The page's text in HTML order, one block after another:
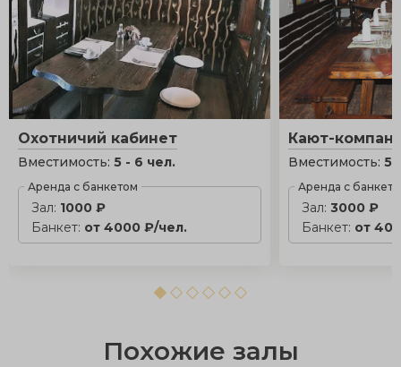
Охотничий кабинет
Вместимость: 5 - 6 чел.
Аренда с банкетом
Зал: 1000 ₽
Банкет: от 4000 ₽/чел.
Кают-
Вместимость:5
Аренда с
Зал:3000 ₽
Банкет: от
Похожие залы